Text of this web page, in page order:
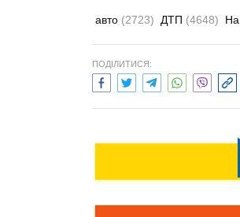
авто (2723) ДТП (4648)
ПОДІЛИТИСЯ: